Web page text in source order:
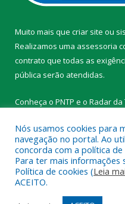
Muito mais que criar site ou
Realizamos uma assessoria
contrato que todas as
pública serão atendidas.
Conheça o PNTP e o Radar da
Todos os direitos
Nós usamos cookies para
navegação no portal. Ao
concorda com a política
Para ter mais informações
Política de cookies (Leia
ACEITO.